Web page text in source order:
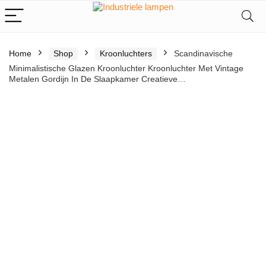
Home Shop Kroonluchters
Scandinavische
Minimalistische Glazen Kroonluchter Kroonluchter Met Vintage
Metalen Gordijn In De Slaapkamer Creatieve…